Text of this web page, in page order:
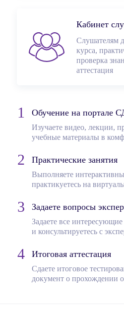
Кабинет
Слушателям
курса,
проверка
аттестация
Обучение на портале
Изучаете видео, лекции,
учебные материалы в
Практические занятия
Выполняете
практикуетесь на
Задаете вопросы
Задаете все
и консультируетесь с
Итоговая аттестация
Сдаете итоговое
документ о прохождении